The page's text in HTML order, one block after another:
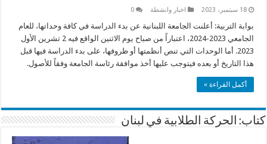
18 سبتمبر، 2023 اخبار وانشطة 0
بوابة التربية: أعلنت الجامعة اللبنانية عن بدء الدراسة في كافة وحداتها، للعام
الجامعي 2023-2024، اعتباراً من صباح يوم الاثنين الواقع فيه 2 تشرين الأول
2023. أما الوحدات التي تنص أنظمتها أو ظروفها، على بدء الدراسة فيها قبل
هذا التاريخ أو بعده فيتوجب عليها أخذ موافقة رئاسة الجامعة وفقاً للأصول.
أكمل القراءة »
كتاب: الحركة الطلابية في لبنان